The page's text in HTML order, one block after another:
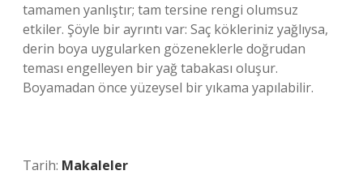
tamamen yanlıştır; tam tersine rengi olumsuz
etkiler. Şöyle bir ayrıntı var: Saç kökleriniz yağlıysa,
derin boya uygularken gözeneklerle doğrudan
teması engelleyen bir yağ tabakası oluşur.
Boyamadan önce yüzeysel bir yıkama yapılabilir.
Tarih: Makaleler